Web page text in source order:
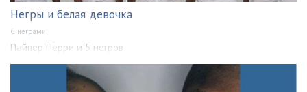
Негры и белая девочка
С неграми
Пайпер Перри и 5 негров